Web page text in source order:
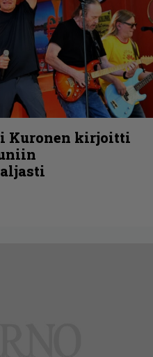
Kuronen kirjoitti